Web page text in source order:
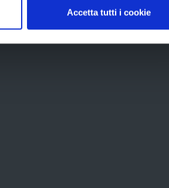
Accetta tutti i cookie